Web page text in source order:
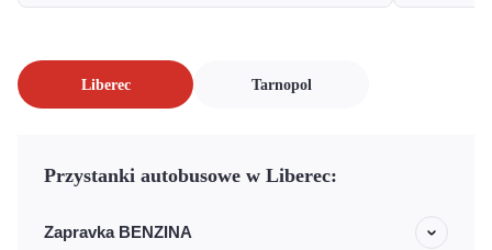
Liberec Tarnopol
Przystanki autobusowe w Liberec:
Zapravka BENZINA